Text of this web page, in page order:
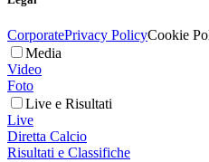
CorporatePrivacy PolicyCookie
Media
Video
Foto
Live e Risultati
Live
Diretta Calcio
Risultati e Classifiche